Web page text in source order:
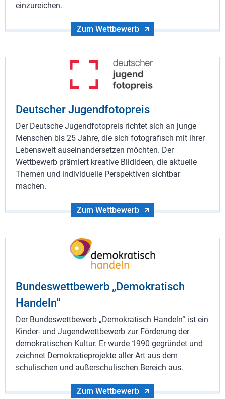
einzureichen.
Zum Wettbewerb
Deutscher Jugendfotopreis
Der Deutsche Jugendfotopreis richtet sich an junge
Menschen bis 25 Jahre, die sich fotografisch mit ihrer
Lebenswelt auseinandersetzen möchten. Der
Wettbewerb prämiert kreative Bildideen, die aktuelle
Themen und individuelle Perspektiven sichtbar
machen.
Zum Wettbewerb
Bundeswettbewerb „Demokratisch
Handeln“
Der Bundeswettbewerb „Demokratisch Handeln“ ist ein
Kinder- und Jugendwettbewerb zur Förderung der
demokratischen Kultur. Er wurde 1990 gegründet und
zeichnet Demokratieprojekte aller Art aus dem
schulischen und außerschulischen Bereich aus.
Zum Wettbewerb